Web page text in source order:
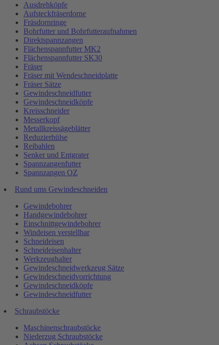
Ausdrehköpfe
Aufsteckfräserdorne
Fräsdornringe
Bohrfutter und Bohrfutteraufnahmen
Direktspannzangen
Flächenspannfutter MK2
Flächenspannfutter SK30
Fräser
Fräser mit Wendeschneidplatte
Fräser Sätze
Gewindeschneidfutter
Gewindeschneidköpfe
Kreisschneider
Messerkopf
Metallkreissägeblätter
Reduzierhülse
Reibahlen
Senker und Entgrater
Spannzangenfutter
Spannzangen OZ
Rund ums Gewindeschneiden
Gewindebohrer
Handgewindebohrer
Einschnittgewindebohrer
Windeisen verstellbar
Schneideisen
Schneideisenhalter
Werkzeughalter
Gewindeschneidwerkzeug Sätze
Gewindeschneidvorrichtung
Gewindeschneidköpfe
Gewindeschneidfutter
Schraubstöcke
Maschinenschraubstöcke
Niederzug Schraubstöcke